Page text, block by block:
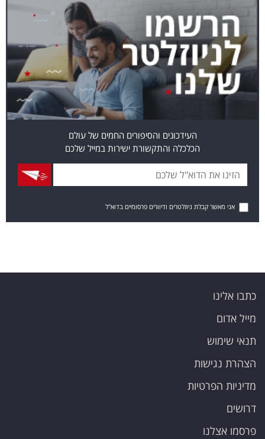
העידכונים והסיפורים החמים של עולם
הכלכלה והתקשורת ישירות במייל שלכם
אני מאשר קבלת ניוזלטרים ודיוורים פרסומיים בדוא"ל
כתבו אלינו
מייל אדום
תנאי שימוש
הצהרת נגישות
מדיניות הפרטיות
דרושים
פרסמו אצלנו